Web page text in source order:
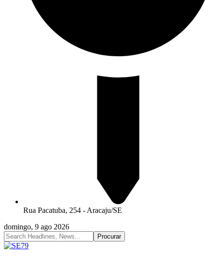
Rua Pacatuba, 254 - Aracaju/SE
domingo, 9 ago 2026